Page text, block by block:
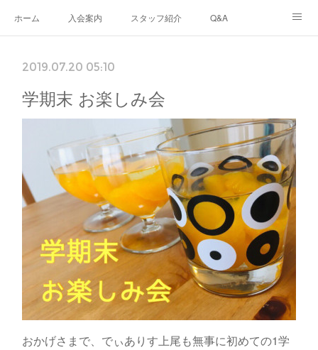
ホーム 入会案内 スタッフ紹介 Q&A
2019.07.20 05:10
学期末 お楽しみ会
おかげさまで、でぃありす上尾も無事に初めての1学